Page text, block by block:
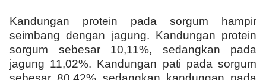
Kandungan protein pada sorgum hampir
seimbang dengan jagung. Kandungan protein
sorgum sebesar 10,11%, sedangkan pada
jagung 11,02%. Kandungan pati pada sorgum